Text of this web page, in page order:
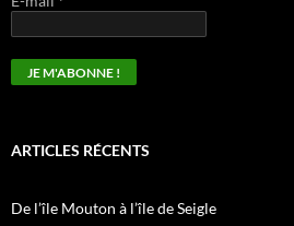
ARTICLES RÉCENTS
De l’île Mouton à l’île de Seigle